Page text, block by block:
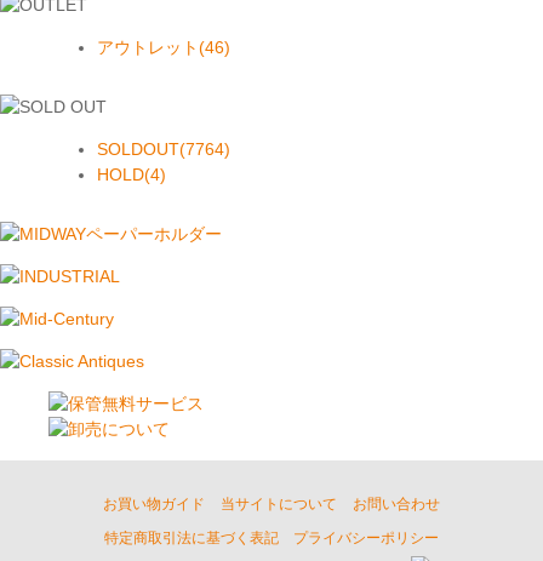
アウトレット(46)
SOLDOUT(7764)
HOLD(4)
お買い物ガイド 当サイトについて
お問い合わせ
特定商取引法に基づく表記
プライバシーポリシー